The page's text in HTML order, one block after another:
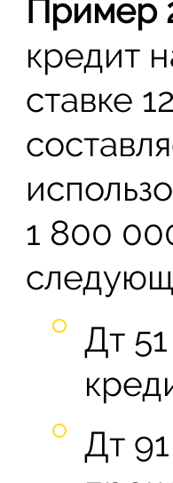
Пример
кредит
ставке
1 800
Дт
Дт